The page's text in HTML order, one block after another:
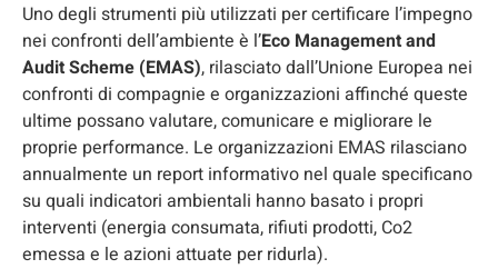
Uno degli strumenti più utilizzati per certificare l’impegno
nei confronti dell’ambiente è l’Eco Management and
Audit Scheme (EMAS), rilasciato dall’Unione Europea nei
confronti di compagnie e organizzazioni affinché queste
ultime possano valutare, comunicare e migliorare le
proprie performance. Le organizzazioni EMAS rilasciano
annualmente un report informativo nel quale specificano
su quali indicatori ambientali hanno basato i propri
interventi (energia consumata, rifiuti prodotti, Co2
emessa e le azioni attuate per ridurla).